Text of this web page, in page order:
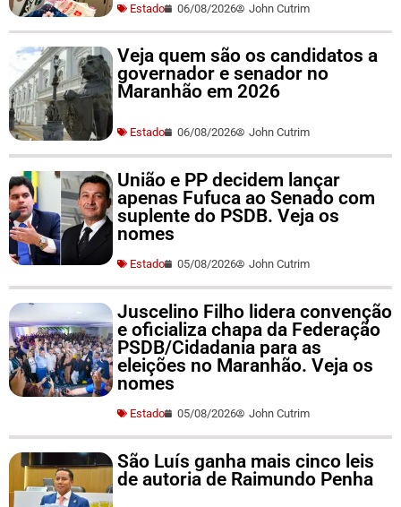
Estado 06/08/2026 John Cutrim
Veja quem são os candidatos a
governador e senador no
Maranhão em 2026
Estado 06/08/2026 John Cutrim
União e PP decidem lançar
apenas Fufuca ao Senado com
suplente do PSDB. Veja os
nomes
Estado 05/08/2026 John Cutrim
Juscelino Filho lidera convenção
e oficializa chapa da Federação
PSDB/Cidadania para as
eleições no Maranhão. Veja os
nomes
Estado 05/08/2026 John Cutrim
São Luís ganha mais cinco leis
de autoria de Raimundo Penha